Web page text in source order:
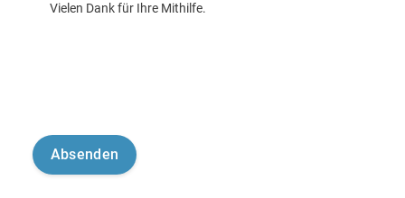
Vielen Dank für Ihre Mithilfe.